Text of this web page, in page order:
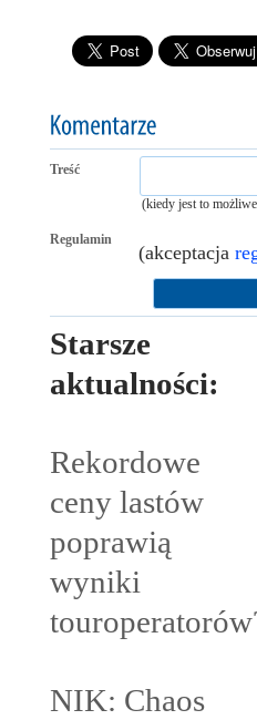
Treść
(kiedy jest to
Regulamin
(akceptacja
Starsze
aktualności:
Rekordowe
ceny lastów
poprawią
wyniki
NIK: Chaos